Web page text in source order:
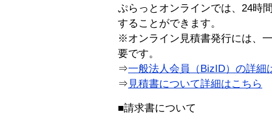
ぷらっとオンラインでは、24時
することができます。
※オンライン見積書発行には、
要です。
⇒一般法人会員（BizID）の詳細
⇒ 見積書について詳細はこちら
■請求書について